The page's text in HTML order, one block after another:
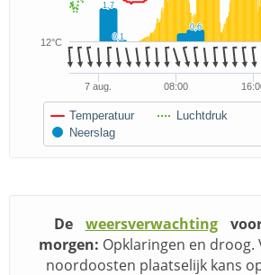
1,7
1,7
0,1
0,1
0,40,6
0,6
Temperatuur Luchtdruk
Neerslag
7 aug. 08:00
12°C
De weersverwachting
morgen: Opklaringen en droog.
noordoosten plaatselijk kans